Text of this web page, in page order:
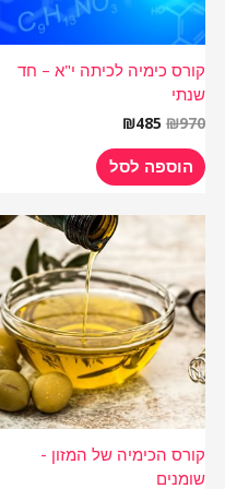
קורס כימיה לכיתה י"א – חד
שנתי
₪970
₪485
הוספה לסל
קורס הכימיה של המזון -
שומנים